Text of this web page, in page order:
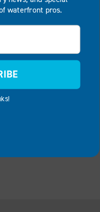
waterfront pros.